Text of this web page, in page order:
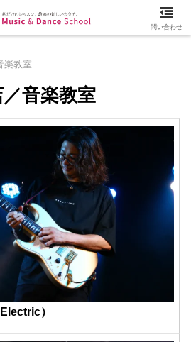
楽教室
音楽教室
）
問い合わせ